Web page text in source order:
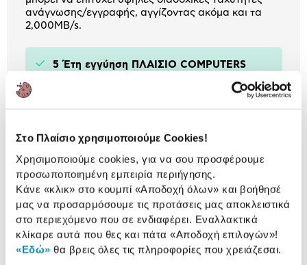
Στο Πλαίσιο χρησιμοποιούμε Cookies!
Χρησιμοποιούμε cookies, για να σου προσφέρουμε
προσωποποιημένη εμπειρία περιήγησης.
Κάνε «κλικ» στο κουμπί «Αποδοχή όλων» και βοήθησέ
μας να προσαρμόσουμε τις προτάσεις μας αποκλειστικά
στο περιεχόμενο που σε ενδιαφέρει. Εναλλακτικά
κλίκαρε αυτά που θες και πάτα «Αποδοχή επιλογών»!
«Εδώ» θα βρεις όλες τις πληροφορίες που χρειάζεσαι.
ανάγνωσης/εγγραφής, αγγίζοντας ακόμα και τα
2,000MB/s.
5 Έτη εγγύηση ΠΛΑΙΣΙΟ COMPUTERS
Μέγεθος Δίσκου: 88 mm x 59 mm
USB 3.2 Gen 2
Αναλυτική